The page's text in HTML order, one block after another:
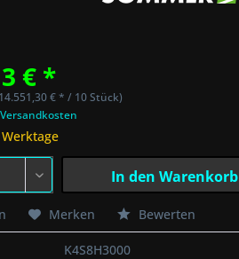
€ *
€ * / 10 Stück)
In den Warenkorb
Merken Bewerten
K4S8H3000